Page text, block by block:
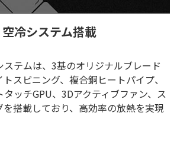
冷システム搭載
ステムは、3基のオリジナルブレード
スピニング、複合銅ヒートパイプ、
ッチGPU、3Dアクティブファン、ス
搭載しており、高効率の放熱を実現